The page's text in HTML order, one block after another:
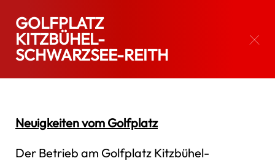
KITZBÜHEL TOURISMUS
GESCHÄFTSBERICHT 2024
#wirsind
KITZBÜHEL
GOLFPLATZ
KITZBÜHEL-
SCHWARZSEE-REITH
Neuigkeiten vom Golfplatz
Der Betrieb am Golfplatz Kitzbühel-